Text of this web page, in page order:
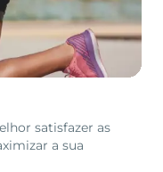
satisfazer as
a sua